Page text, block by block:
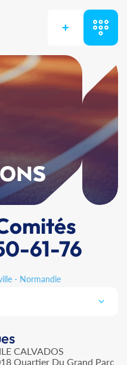
+
61-76
- Normandie
CALVADOS
Quartier Du Grand Parc